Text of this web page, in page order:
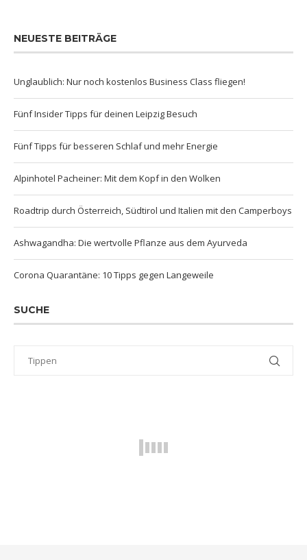
NEUESTE BEITRÄGE
Unglaublich: Nur noch kostenlos Business Class fliegen!
Fünf Insider Tipps für deinen Leipzig Besuch
Fünf Tipps für besseren Schlaf und mehr Energie
Alpinhotel Pacheiner: Mit dem Kopf in den Wolken
Roadtrip durch Österreich, Südtirol und Italien mit den Camperboys
Ashwagandha: Die wertvolle Pflanze aus dem Ayurveda
Corona Quarantäne: 10 Tipps gegen Langeweile
SUCHE